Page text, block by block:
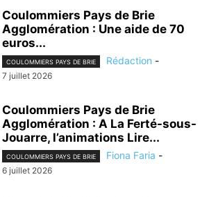
Coulommiers Pays de Brie
Agglomération : Une aide de 70
euros...
COULOMMIERS PAYS DE BRIE Rédaction -
7 juillet 2026
Coulommiers Pays de Brie
Agglomération : A La Ferté-sous-
Jouarre, l’animations Lire...
COULOMMIERS PAYS DE BRIE Fiona Faria -
6 juillet 2026